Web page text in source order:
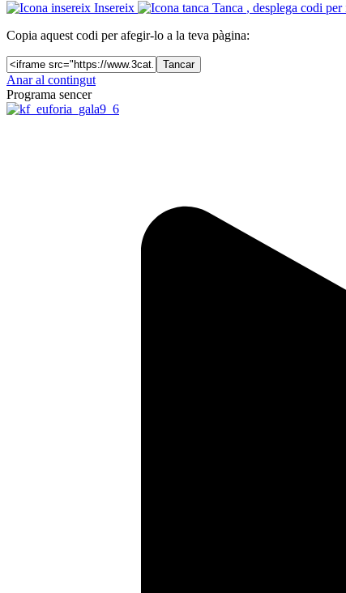
Insereix
Tanca , desplega codi
Copia aquest codi per afegir-lo a la teva pàgina:
Tancar
Anar al contingut
Programa sencer